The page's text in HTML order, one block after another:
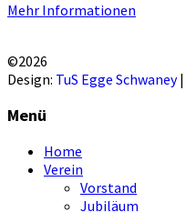
Mehr Informationen
©2026
Design: TuS Egge Schwaney|
Menü
Home
Verein
Vorstand
Jubiläum